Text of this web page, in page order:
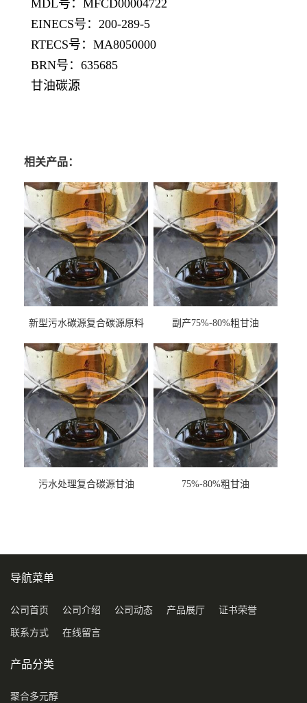
MDL号：MFCD00004722
EINECS号：200-289-5
RTECS号：MA8050000
BRN号：635685
甘油碳源
相关产品：
新型污水碳源复合碳源原料
副产75%-80%粗甘油
污水处理复合碳源甘油
75%-80%粗甘油
导航菜单
公司首页 公司介绍 公司动态 产品展厅 证书荣誉
联系方式 在线留言
产品分类
聚合多元醇